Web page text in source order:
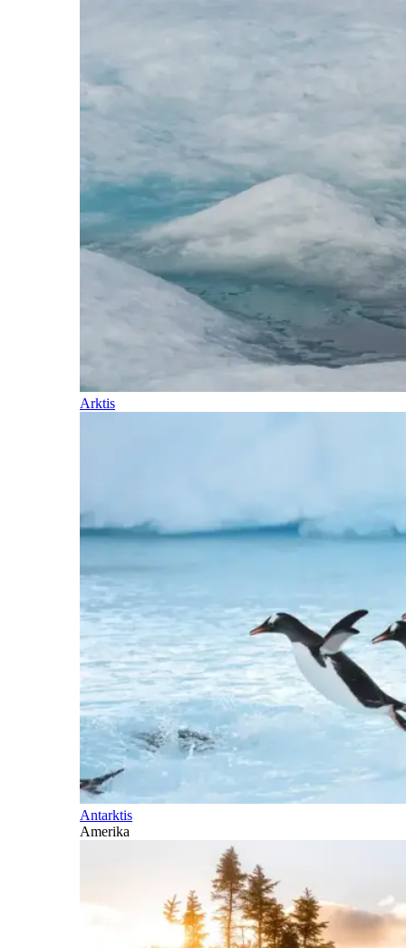
Arktis
Antarktis
Amerika